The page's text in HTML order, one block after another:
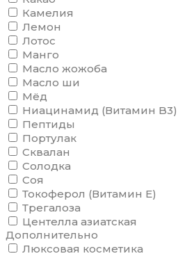
Камелия
Лемон
Лотос
Манго
Масло жожоба
Масло ши
Мёд
Ниацинамид (Витамин B3)
Пептиды
Портулак
Сквалан
Солодка
Соя
Токоферол (Витамин Е)
Трегалоза
Центелла азиатская
Дополнительно
Люксовая косметика